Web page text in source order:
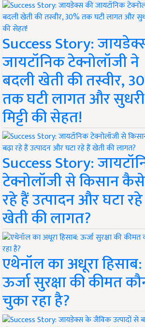
Success Story:
जायटॉनिक टेक्नोलॉजी ने
बदली खेती की तस्वीर,
तक घटी लागत और सुधरी
मिट्टी की सेहत!
Success Story:
टेक्नोलॉजी से किसान
रहे हैं उत्पादन और घटा
खेती की लागत?
एथेनॉल का अधूरा हिसाब:
ऊर्जा सुरक्षा की कीमत
चुका रहा है?